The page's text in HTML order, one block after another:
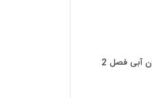
دانلود سریال نیسان آبی فصل 2